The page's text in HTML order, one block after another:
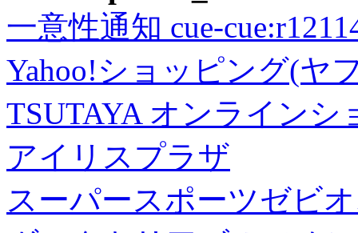
一意性通知 cue-
Yahoo!ショッピング(ヤ
TSUTAYA オンラインシ
アイリスプラザ
スーパースポーツゼビ